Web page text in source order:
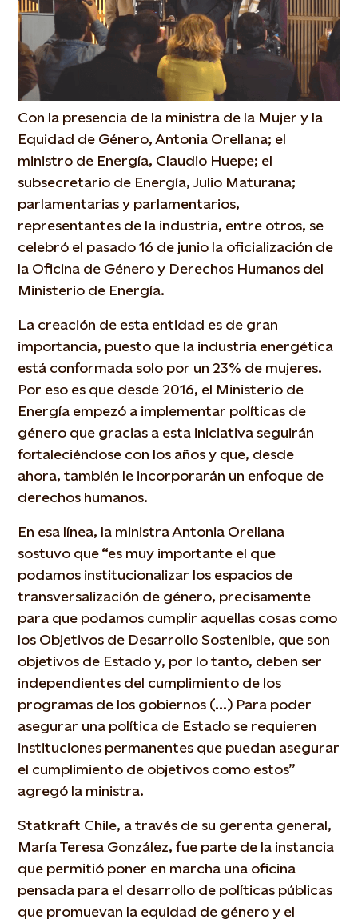
Con la presencia de la ministra de la Mujer y la
Equidad de Género, Antonia Orellana; el
ministro de Energía, Claudio Huepe; el
subsecretario de Energía, Julio Maturana;
parlamentarias y parlamentarios,
representantes de la industria, entre otros, se
celebró el pasado 16 de junio la oficialización de
la Oficina de Género y Derechos Humanos del
Ministerio de Energía.
La creación de esta entidad es de gran
importancia, puesto que la industria energética
está conformada solo por un 23% de mujeres.
Por eso es que desde 2016, el Ministerio de
Energía empezó a implementar políticas de
género que gracias a esta iniciativa seguirán
fortaleciéndose con los años y que, desde
ahora, también le incorporarán un enfoque de
derechos humanos.
En esa línea, la ministra Antonia Orellana
sostuvo que “es muy importante el que
podamos institucionalizar los espacios de
transversalización de género, precisamente
para que podamos cumplir aquellas cosas como
los Objetivos de Desarrollo Sostenible, que son
objetivos de Estado y, por lo tanto, deben ser
independientes del cumplimiento de los
programas de los gobiernos (…) Para poder
asegurar una política de Estado se requieren
instituciones permanentes que puedan asegurar
el cumplimiento de objetivos como estos”
agregó la ministra.
Statkraft Chile, a través de su gerenta general,
María Teresa González, fue parte de la instancia
que permitió poner en marcha una oficina
pensada para el desarrollo de políticas públicas
que promuevan la equidad de género y el